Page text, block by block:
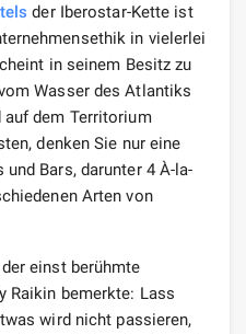
der Iberostar-Kette ist
in vielerlei
in seinem Besitz zu
Wasser des Atlantiks
dem Territorium
denken Sie nur eine
Bars, darunter 4 À-la-
Arten von
einst berühmte
Raikin bemerkte: Lass
wird nicht passieren,